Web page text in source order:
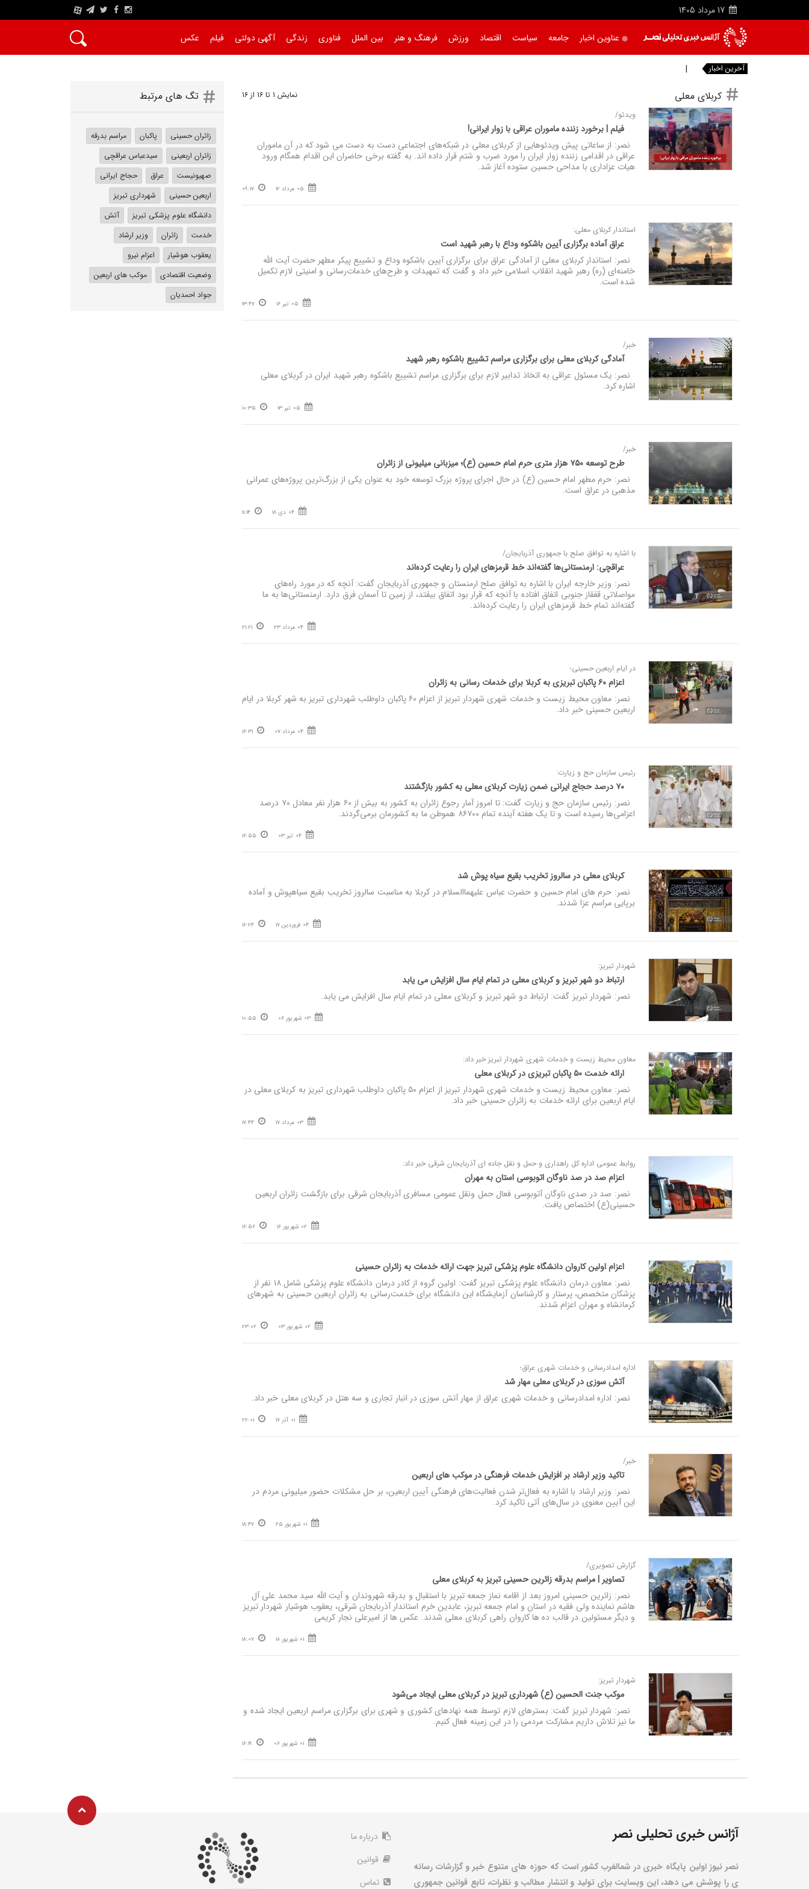
17 مرداد 1405
A
عناوین اخبار جامعه سیاست اقتصاد ورزش فرهنگ و هنر بین الملل فناوری زندگی آگهی دولتی فیلم عکس
آخرین اخبار واکنش پیا
کربلای معلی
نمایش 1 تا 16 از 16
ویدئو/
فیلم | برخورد زننده ماموران عراقی با زوار ایرانی!
نصر: از ساعاتی پیش ویدئوهایی از کربلای معلی در شبکه‌های اجتماعی دست به دست می شود که در آن ماموران
عراقی در اقدامی زننده زوار ایران را مورد ضرب و شتم قرار داده اند. به گفته برخی حاضران این اقدام همگام ورود
هیات عزاداری با مداحی حسین ستوده آغاز شد.
05 مرداد 12 09:17
استاندار کربلای معلی:
عراق آماده برگزاری آیین باشکوه وداع با رهبر شهید است
نصر: استاندار کربلای معلی از آمادگی عراق برای برگزاری آیین باشکوه وداع و تشییع پیکر مطهر حضرت آیت الله
خامنه‌ای (ره) رهبر شهید انقلاب اسلامی خبر داد و گفت که تمهیدات و طرح‌های خدمات‌رسانی و امنیتی لازم تکمیل
شده است.
05 تیر 16 13:47
خبر/
آمادگی کربلای معلی برای برگزاری مراسم تشییع باشکوه رهبر شهید
نصر: یک مسئول عراقی به اتخاذ تدابیر لازم برای برگزاری مراسم تشییع باشکوه رهبر شهید ایران در کربلای معلی
اشاره کرد.
05 تیر 13 10:35
خبر/
طرح توسعه ۷۵۰ هزار متری حرم امام حسین (ع)؛ میزبانی میلیونی از زائران
نصر: حرم مطهر امام حسین (ع) در حال اجرای پروژه بزرگ توسعه خود به عنوان یکی از بزرگ‌ترین پروژه‌های عمرانی
مذهبی در عراق است.
04 دی 18 11:14
با اشاره به توافق صلح با جمهوری آذربایجان/
عراقچی: ارمنستانی‌ها گفته‌اند خط قرمزهای ایران را رعایت کرده‌اند
نصر: وزیر خارجه ایران با اشاره به توافق صلح ارمنستان و جمهوری آذربایجان گفت: آنچه که در مورد راه‌های
مواصلاتی قفقاز جنوبی اتفاق افتاده با آنچه که قرار بود اتفاق بیفتد، از زمین تا آسمان فرق دارد. ارمنستانی‌ها به ما
گفته‌اند تمام خط قرمزهای ایران را رعایت کرده‌اند.
04 مرداد 23 21:21
در ایام اربعین حسینی؛
اعزام ۶۰ پاکبان تبریزی به کربلا برای خدمات‌ رسانی به زائران
نصر: معاون محیط زیست و خدمات شهری شهردار تبریز از اعزام ۶۰ پاکبان داوطلب شهرداری تبریز به شهر کربلا در ایام
اربعین حسینی خبر داد.
04 مرداد 07 16:31
رئیس سازمان حج و زیارت:
نصر: رئیس سازمان حج و زیارت گفت: تا امروز آمار رجوع زائران به کشور به بیش از ۶۰ هزار نفر معادل ۷۰ درصد
اعزامی‌ها رسیده است و تا یک هفته آینده تمام ۸۶۷۰۰ هموطن ما به کشورمان برمی‌گردند.
04 تیر 03 16:55
کربلای معلی در سالروز تخریب بقیع سیاه پوش شد
نصر: حرم‌ های امام حسین و حضرت عباس علیهماالسلام در کربلا به مناسبت سالروز تخریب بقیع سیاهپوش و آماده
برپایی مراسم عزا شدند.
04 فروردین 17 16:24
شهردار تبریز:
ارتباط دو شهر تبریز و کربلای معلی در تمام ایام سال افزایش می یابد
نصر: شهردار تبریز گفت: ارتباط دو شهر تبریز و کربلای معلی در تمام ایام سال افزایش می یابد.
03 شهریور 06 10:55
معاون محیط زیست و خدمات شهری شهردار تبریز خبر داد:
ارائه خدمت ۵۰ پاکبان تبریزی در کربلای معلی
نصر: معاون محیط زیست و خدمات شهری شهردار تبریز از اعزام ۵۰ پاکبان داوطلب شهرداری تبریز به کربلای معلی در
ایام اربعین برای ارائه خدمات به زائران حسینی خبر داد.
03 مرداد 17 17:44
روابط عمومی اداره کل راهداری و حمل و نقل جاده ای آذربایجان شرقی خبر داد:
اعزام صد در صد ناوگان اتوبوسی استان به مهران
نصر: صد در صدی ناوگان آتوبوسی فعال حمل ونقل عمومی مسافری آذربایجان شرقی برای بازگشت زائران اربعین
حسینی(ع) اختصاص یافت.
02 شهریور 16 16:56
اعزام اولین کاروان دانشگاه علوم پزشکی تبریز جهت ارائه خدمات به زائران حسینی
نصر: معاون درمان دانشگاه علوم پزشکی تبریز گفت: اولین گروه از کادر درمان دانشگاه علوم پزشکی شامل ۱٨ نفر از
پزشکان متخصص، پرستار و کارشناسان آزمایشگاه این دانشگاه برای خدمت‌رسانی به زائران اربعین حسینی به شهرهای
کرمانشاه و مهران اعزام شدند.
02 شهریور 03 23:02
اداره امدادرسانی و خدمات شهری عراق؛
آتش سوزی در کربلای معلی مهار شد
نصر: اداره امدادرسانی و خدمات شهری عراق از مهار آتش سوزی در انبار تجاری و سه هتل در کربلای معلی خبر داد.
01 آذر 17 22:01
خبر/
تاکید وزیر ارشاد بر افزایش خدمات فرهنگی در موکب های اربعین
نصر: وزیر ارشاد با اشاره به فعال‌تر شدن فعالیت‌های فرهنگی آیین اربعین، بر حل مشکلات حضور میلیونی مردم در
این آیین معنوی در سال‌های آتی تاکید کرد.
01 شهریور 25 18:47
گزارش تصویری/
تصاویر | مراسم بدرقه زائرین حسینی تبریز به کربلای معلی
نصر: زائرین حسینی امروز بعد از اقامه نماز جمعه تبریز با استقبال و بدرقه شهروندان و آیت الله سید محمد علی آل
هاشم نماینده ولی فقیه در استان و امام جمعه تبریز، عابدین خرم استاندار آذربایجان شرقی، یعقوب هوشیار شهردار تبریز
و دیگر مسئولين در قالب ده ها کاروان راهی کربلای معلی شدند. عکس ها از امیرعلی نجار کریمی
01 شهریور 18 18:07
شهردار تبریز:
موکب جنت الحسین (ع) شهرداری تبریز در کربلای معلی ایجاد می‌شود
نصر: شهردار تبریز گفت: بسترهای لازم توسط همه نهادهای کشوری و شهری برای برگزاری مراسم اربعین ایجاد شده و
ما نیز تلاش داریم مشارکت مردمی را در این زمینه فعال کنیم.
01 شهریور 06 16:19
تگ های مرتبط
زائران حسینی پاکبان
مراسم بدرقه
زائران اربعینی
سیدعباس عراقچی
صهیونیست
عراق
حجاج ایرانی
اربعین حسینی
شهرداری تبریز
دانشگاه علوم پزشکی تبریز
آتش
خدمت
زائران
وزیر ارشاد
یعقوب هوشیار
اعزام نیرو
وضعیت اقتصادی
موکب های اربعین
جواد احمدیان
آژانس خبری تحلیلی نصر
نصر نیوز اولین پایگاه خبری در شمالغرب کشور است که حوزه های متنوع خبر و گزارشات رسانه
ی را پوشش می دهد، این وبسایت برای تولید و انتشار مطالب و نظرات، تابع قوانین جمهوری
درباره ما
قوانین
تماس